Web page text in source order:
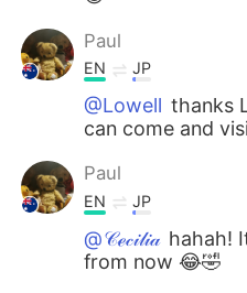
Paul
EN JP
@Lowell thanks
can come and
Paul
EN JP
@𝒞ℯ𝒸𝒾𝓁𝒾𝒶 hahah!
from now 😂🤣